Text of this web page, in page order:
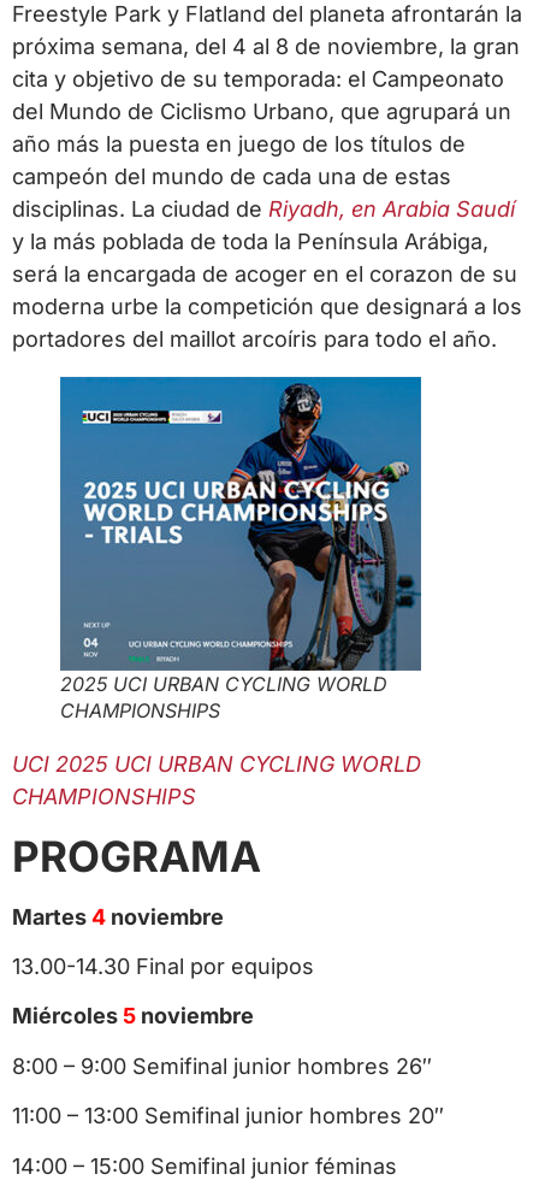
Freestyle Park y Flatland del planeta afrontarán la
próxima semana, del 4 al 8 de noviembre, la gran
cita y objetivo de su temporada: el Campeonato
del Mundo de Ciclismo Urbano, que agrupará un
año más la puesta en juego de los títulos de
campeón del mundo de cada una de estas
disciplinas. La ciudad de Riyadh, en Arabia Saudí
y la más poblada de toda la Península Arábiga,
será la encargada de acoger en el corazon de su
moderna urbe la competición que designará a los
portadores del maillot arcoíris para todo el año.
2025 UCI URBAN CYCLING WORLD
CHAMPIONSHIPS
UCI 2025 UCI URBAN CYCLING WORLD
CHAMPIONSHIPS
PROGRAMA
Martes4 noviembre
13.00-14.30 Final por equipos
Miércoles 5 noviembre
8:00 – 9:00 Semifinal junior hombres 26″
11:00 – 13:00 Semifinal junior hombres 20″
14:00 – 15:00 Semifinal junior féminas